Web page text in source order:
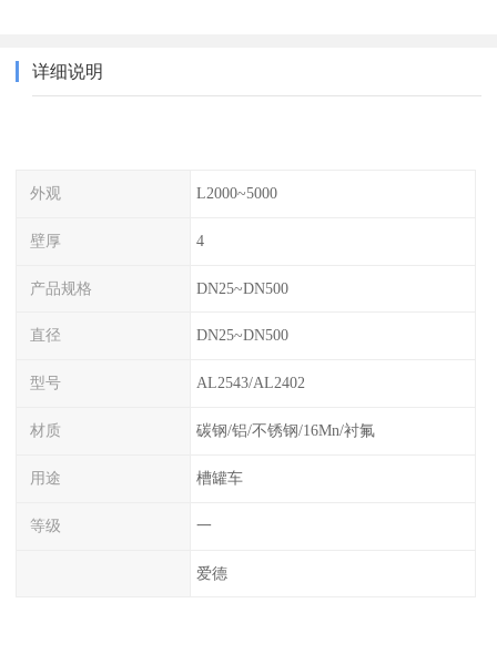
详细说明
外观 L2000~5000
壁厚 4
产品规格 DN25~DN500
直径 DN25~DN500
型号 AL2543/AL2402
材质 碳钢/铝/不锈钢/16Mn/衬氟
用途 槽罐车
等级 一
爱德